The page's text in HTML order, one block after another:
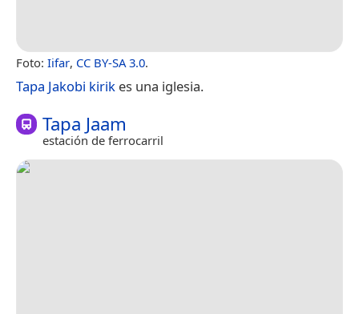
Foto: Iifar, CC BY-SA 3.0.
Tapa Jakobi kirik es una iglesia.
Tapa Jaam
estación de ferrocarril